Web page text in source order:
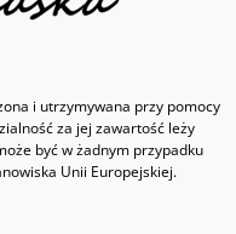
i utrzymywana przy pomocy
za jej zawartość leży
być w żadnym przypadku
Unii Europejskiej.